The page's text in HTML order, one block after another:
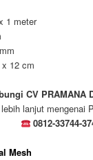
1 meter
12 cm
CV PRAMANA
lanjut mengenai
0812-33744-
Mesh